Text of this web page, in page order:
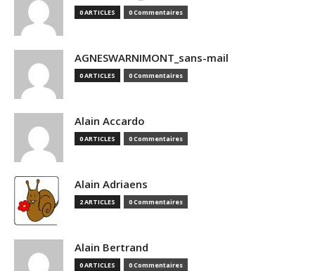
0 ARTICLES 0 Commentaires
AGNESWARNIMONT_sans-mail
0 ARTICLES 0 Commentaires
Alain Accardo
0 ARTICLES 0 Commentaires
Alain Adriaens
2 ARTICLES 0 Commentaires
Alain Bertrand
0 ARTICLES 0 Commentaires